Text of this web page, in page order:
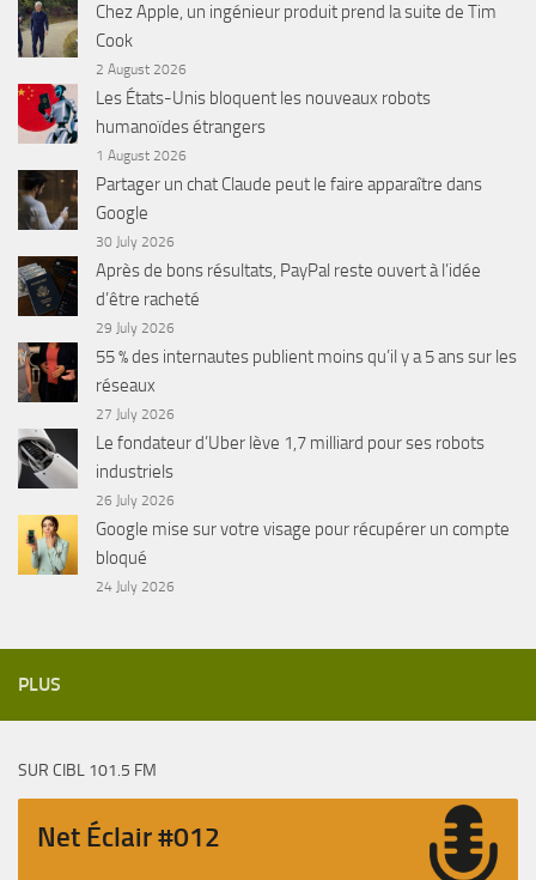
Chez Apple, un ingénieur produit prend la suite de Tim
Cook
2 August 2026
Les États-Unis bloquent les nouveaux robots
humanoïdes étrangers
1 August 2026
Partager un chat Claude peut le faire apparaître dans
Google
30 July 2026
Après de bons résultats, PayPal reste ouvert à l’idée
d’être racheté
29 July 2026
55 % des internautes publient moins qu’il y a 5 ans sur les
réseaux
27 July 2026
Le fondateur d’Uber lève 1,7 milliard pour ses robots
industriels
26 July 2026
Google mise sur votre visage pour récupérer un compte
bloqué
24 July 2026
PLUS
SUR CIBL 101.5 FM
Net Éclair #012